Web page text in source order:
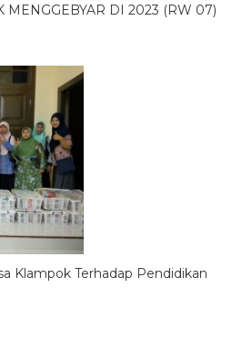
MENGGEBYAR DI 2023 (RW 07)
Klampok Terhadap Pendidikan